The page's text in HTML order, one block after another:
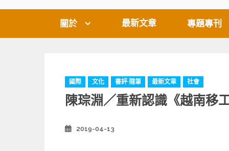
關於 最新文章 專題專刊
C
a
o
國際 文化 書評·隨筆 最新文章 社會
陳琮淵／重新認識《越南移
2019-04-13